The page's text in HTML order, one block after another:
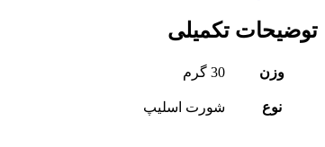
توضیحات تکمیلی
وزن 30 گرم
نوع شورت اسلیپ